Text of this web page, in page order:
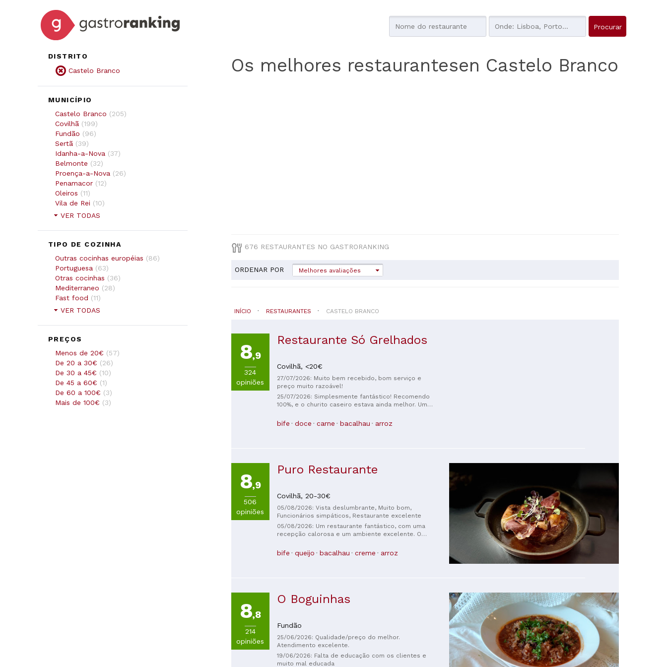
DISTRITO
Castelo Branco
MUNICÍPIO
Castelo Branco (205)
Covilhã (199)
Fundão (96)
Sertã (39)
Idanha-a-Nova (37)
Belmonte (32)
Proença-a-Nova (26)
Penamacor (12)
Oleiros (11)
Vila de Rei (10)
VER TODAS
TIPO DE COZINHA
Outras cocinhas européias (86)
Portuguesa (63)
Otras cocinhas (36)
Mediterraneo (28)
Fast food (11)
VER TODAS
PREÇOS
Menos de 20€ (57)
De 20 a 30€ (26)
De 30 a 45€ (10)
De 45 a 60€ (1)
De 60 a 100€ (3)
Mais de 100€ (3)
Os melhores restaurantesen Castelo Branco
676 RESTAURANTES NO GASTRORANKING
ORDENAR POR Melhores avaliações
INÍCIO RESTAURANTES CASTELO BRANCO
8,9
324
opiniões
Restaurante Só Grelhados
Covilhã, <20€
27/07/2026: Muito bem recebido, bom serviço e
preço muito razoável!
25/07/2026: Simplesmente fantástico! Recomendo
100%, e o churito caseiro estava ainda melhor. Um
bife doce carne bacalhau arroz
8,9
506
opiniões
Puro Restaurante
Covilhã, 20-30€
05/08/2026: Vista deslumbrante, Muito bom,
Funcionários simpáticos, Restaurante excelente
05/08/2026: Um restaurante fantástico, com uma
recepção calorosa e um ambiente excelente. O
são muito simpáticos. A comida é deliciosa, tanto os
pratos principais quanto as sobremesas. Muito
bife queijo bacalhau creme arroz
8,8
214
opiniões
O Boguinhas
Fundão
25/06/2026: Qualidade/preço do melhor.
Atendimento excelente.
19/06/2026: Falta de educação com os clientes e
muito mal educada